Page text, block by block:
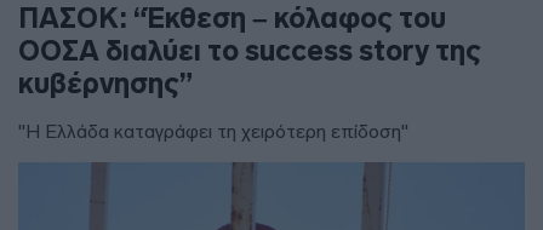
ΠΑΣΟΚ: “Έκθεση – κόλαφος του
ΟΟΣΑ διαλύει το success story της
κυβέρνησης”
"Η Ελλάδα καταγράφει τη χειρότερη επίδοση"